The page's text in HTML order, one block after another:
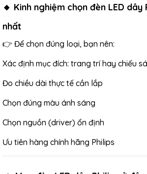
🔸 Kinh nghiệm chọn đèn LED dây
nhất
👉 Để chọn đúng loại, bạn nên:
Xác định mục đích: trang trí hay chiếu
Đo chiều dài thực tế cần lắp
Chọn đúng màu ánh sáng
Chọn nguồn (driver) ổn định
Ưu tiên hàng chính hãng Philips